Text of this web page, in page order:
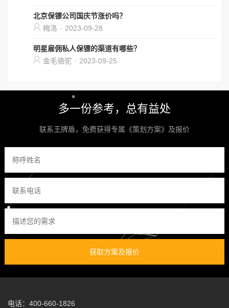
北京保镖公司国庆节涨价吗？
梅洛 · 2023-09-28
明星雇佣私人保镖的渠道有哪些？
金毛骆驼 · 2023-09-25
多一份参考，总有益处
联系王牌盾，免费获得专属《策划方案》及报价
获取方案及报价
电话：400-660-1826